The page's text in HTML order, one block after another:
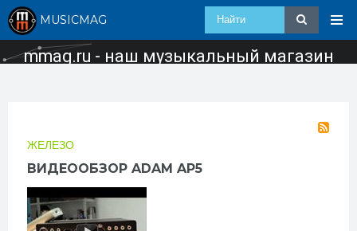
MUSICMAG
mmag.ru - наш музыкальный магазин
ЖЕЛЕЗО
ВИДЕООБЗОР ADAM AP5